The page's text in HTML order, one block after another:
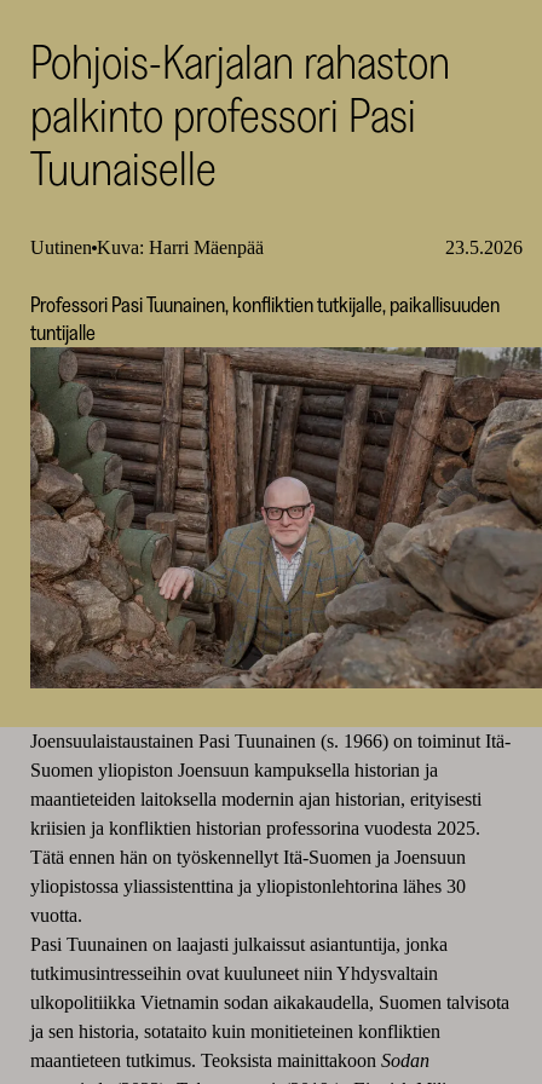
Pohjois-Karjalan rahaston
palkinto professori Pasi
Tuunaiselle
Uutinen Kuva: Harri Mäenpää 23.5.2026
Professori Pasi Tuunainen, konfliktien tutkijalle, paikallisuuden
tuntijalle
Joensuulaistaustainen Pasi Tuunainen (s. 1966) on toiminut Itä-
Suomen yliopiston Joensuun kampuksella historian ja
maantieteiden laitoksella modernin ajan historian, erityisesti
kriisien ja konfliktien historian professorina vuodesta 2025.
Tätä ennen hän on työskennellyt Itä-Suomen ja Joensuun
yliopistossa yliassistenttina ja yliopistonlehtorina lähes 30
vuotta.
Pasi Tuunainen on laajasti julkaissut asiantuntija, jonka
tutkimusintresseihin ovat kuuluneet niin Yhdysvaltain
ulkopolitiikka Vietnamin sodan aikakaudella, Suomen talvisota
ja sen historia, sotataito kuin monitieteinen konfliktien
maantieteen tutkimus. Teoksista mainittakoon Sodan